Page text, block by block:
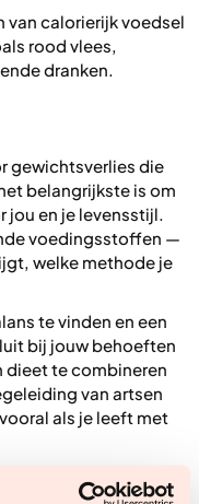
van calorierijk voedsel
rood vlees,
dranken.
gewichtsverlies die
belangrijkste is om
jou en je levensstijl.
voedingsstoffen —
welke methode je
te vinden en een
bij jouw behoeften
dieet te combineren
van artsen
als je leeft met
team van experts